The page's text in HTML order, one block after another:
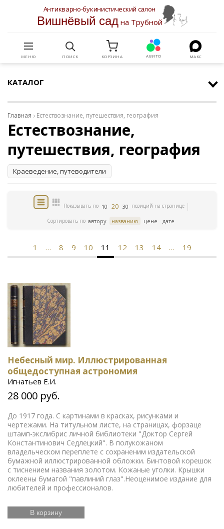
Антикварно-букинистический салон
Вишнёвый садна Трубной
МЕНЮ ПОИСК КОРЗИНА АВИТО МАКС
КАТАЛОГ
Главная Естествознание, путешествия, география
Естествознание,
путешествия, география
Краеведение, путеводители
Показывать по 10 20 30 позиций на странице
Сортировать по автору названию цене дате
1 … 8 9 10 11 12 13 14 … 19
Небесный мир. Иллюстрированная
общедоступная астрономия
Игнатьев Е.И.
28 000 руб.
До 1917 года. С картинами в красках, рисунками и
чертежами. На титульном листе, на страницах, форзаце
штамп-экслибрис личной библиотеки "Доктор Сергей
Константинович Седлецкий". В полукожаном
владельческом переплете с сохраненим издательской
бумажной иллюстрированной обложки. Бинтовой корешок
с тиснением названия золотом. Кожаные уголки. Крышки
оклеены бумагой "павлиний глаз".Неоценимое издание для
любителей и профессионалов.
В корзину